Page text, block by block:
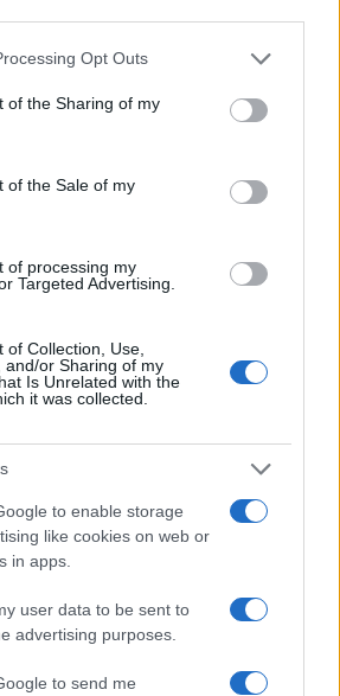
app uses one or more Google
or usage behaviour. You may click to
to Google and its third-party tags to
specified purposes in below Google
Opt Outs
of the Sharing of my
of the Sale of my
of processing my
Targeted Advertising.
of Collection, Use,
and/or Sharing of my
Is Unrelated with the
it was collected.
to enable storage
like cookies on web or
in apps.
user data to be sent to
advertising purposes.
to send me